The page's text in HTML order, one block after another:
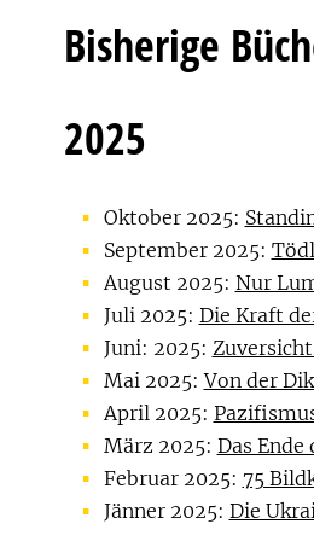
Bisherige
2025
Oktober 2025:
September 2025:
August 2025: Nur
Juli 2025: Die Kraft
Juni: 2025:
Mai 2025:Von der
April 2025:
März 2025: Das Ende
Februar 2025: 75
Jänner 2025: Die